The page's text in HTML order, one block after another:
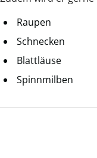
Raupen
Schnecken
Blattläuse
Spinnmilben